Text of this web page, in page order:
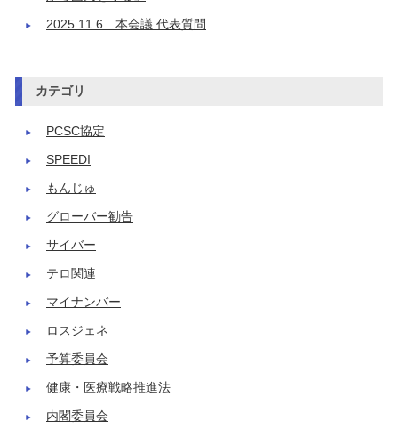
2025.11.6 本会議 代表質問
カテゴリ
PCSC協定
SPEEDI
もんじゅ
グローバー勧告
サイバー
テロ関連
マイナンバー
ロスジェネ
予算委員会
健康・医療戦略推進法
内閣委員会